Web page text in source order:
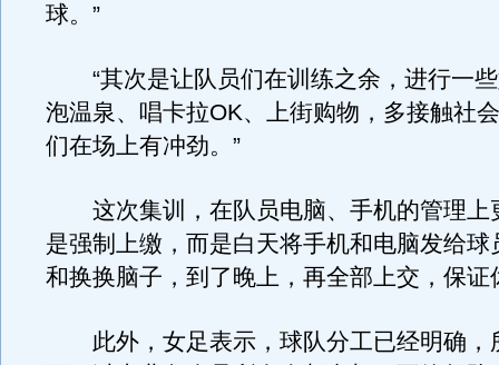
球。”
“其次是让队员们在训练之余，进行一些
泡温泉、唱卡拉OK、上街购物，多接触社
们在场上有冲劲。”
这次集训，在队员电脑、手机的管理上
是强制上缴，而是白天将手机和电脑发给球
和换换脑子，到了晚上，再全部上交，保证
此外，女足表示，球队分工已经明确，